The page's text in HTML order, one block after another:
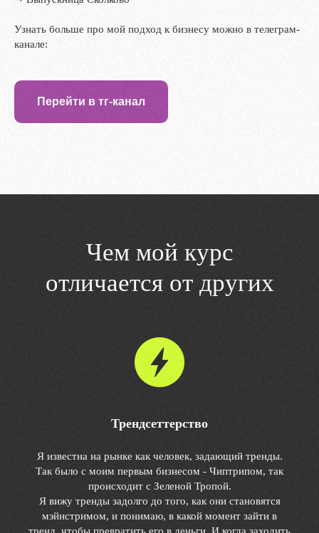
Узнать больше про мой подход к бизнесу можно в телеграм-
канале:
Перейти в тг-канал
Чем мой курс
отличается от других
Трендсеттерство
Я известна на рынке как человек, задающий тренды.
Так было с моим первым бизнесом - Чиптрипом, так
происходит с Зеленой Тропой.
Я вижу тренды задолго до того, как они становятся
мэйнстримом, и понимаю, в какой момент зайти в